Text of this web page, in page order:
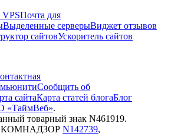
Почта для
Выделенные серверыВиджет отзывов
сайтовУскоритель сайтов
Сообщить об
сайтаКарта статей блогаБлог
«ТаймВеб».
товарный знак N461919.
N142739,